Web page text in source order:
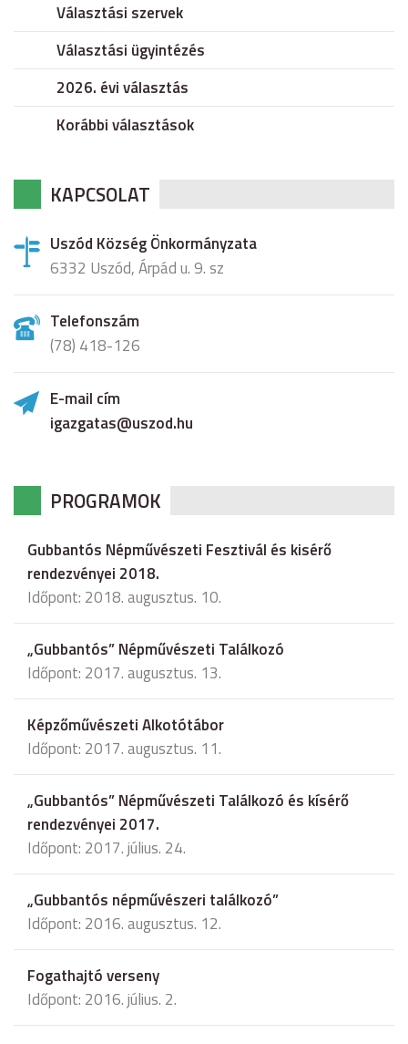
Választási szervek
Választási ügyintézés
2026. évi választás
Korábbi választások
KAPCSOLAT
Uszód Község Önkormányzata
6332 Uszód, Árpád u. 9. sz
Telefonszám
(78) 418-126
E-mail cím
igazgatas@uszod.hu
PROGRAMOK
Gubbantós Népművészeti Fesztivál és kisérő
rendezvényei 2018.
Időpont: 2018. augusztus. 10.
„Gubbantós” Népművészeti Találkozó
Időpont: 2017. augusztus. 13.
Képzőművészeti Alkotótábor
Időpont: 2017. augusztus. 11.
„Gubbantós” Népművészeti Találkozó és kísérő
rendezvényei 2017.
Időpont: 2017. július. 24.
„Gubbantós népművészeri találkozó”
Időpont: 2016. augusztus. 12.
Fogathajtó verseny
Időpont: 2016. július. 2.